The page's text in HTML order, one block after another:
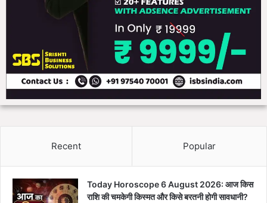
Recent Popular
Today Horoscope 6 August 2026: आज किस
राशि की चमकेगी किस्मत और किसे बरतनी होगी सावधानी?